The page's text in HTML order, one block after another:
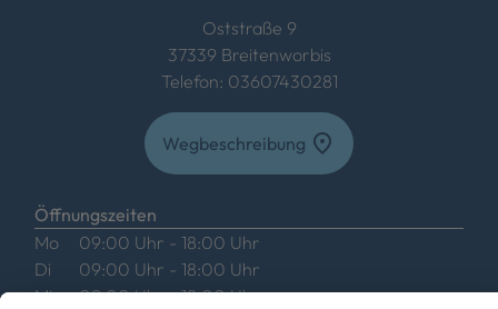
Oststraße 9
37339 Breitenworbis
Telefon: 03607430281
Wegbeschreibung location_on
Öffnungszeiten
Mo
09:00 Uhr - 18:00 Uhr
Di
09:00 Uhr - 18:00 Uhr
Mi
09:00 Uhr - 18:00 Uhr